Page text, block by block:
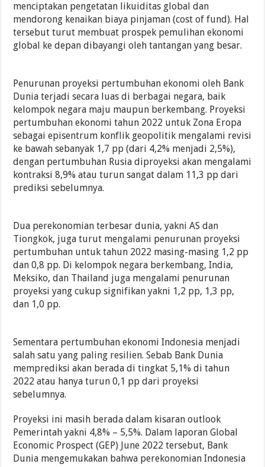
menciptakan pengetatan likuiditas global dan
mendorong kenaikan biaya pinjaman (cost of fund). Hal
tersebut turut membuat prospek pemulihan ekonomi
global ke depan dibayangi oleh tantangan yang besar.
Penurunan proyeksi pertumbuhan ekonomi oleh Bank
Dunia terjadi secara luas di berbagai negara, baik
kelompok negara maju maupun berkembang. Proyeksi
pertumbuhan ekonomi tahun 2022 untuk Zona Eropa
sebagai episentrum konflik geopolitik mengalami revisi
ke bawah sebanyak 1,7 pp (dari 4,2% menjadi 2,5%),
dengan pertumbuhan Rusia diproyeksi akan mengalami
kontraksi 8,9% atau turun sangat dalam 11,3 pp dari
prediksi sebelumnya.
Dua perekonomian terbesar dunia, yakni AS dan
Tiongkok, juga turut mengalami penurunan proyeksi
pertumbuhan untuk tahun 2022 masing-masing 1,2 pp
dan 0,8 pp. Di kelompok negara berkembang, India,
Meksiko, dan Thailand juga mengalami penurunan
proyeksi yang cukup signifikan yakni 1,2 pp, 1,3 pp,
dan 1,0 pp.
Sementara pertumbuhan ekonomi Indonesia menjadi
salah satu yang paling resilien. Sebab Bank Dunia
memprediksi akan berada di tingkat 5,1% di tahun
2022 atau hanya turun 0,1 pp dari proyeksi
sebelumnya.
Proyeksi ini masih berada dalam kisaran outlook
Pemerintah yakni 4,8% – 5,5%. Dalam laporan Global
Economic Prospect (GEP) June 2022 tersebut, Bank
Dunia mengemukakan bahwa perekonomian Indonesia